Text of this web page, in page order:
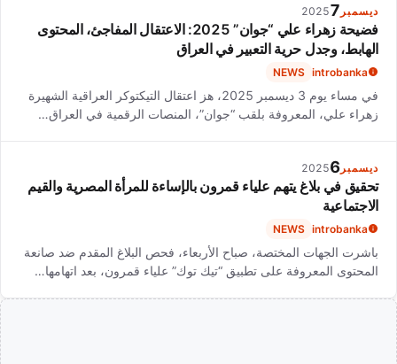
ديسمبر 7
2025
فضيحة زهراء علي “جوان” 2025: الاعتقال المفاجئ، المحتوى
الهابط، وجدل حرية التعبير في العراق
introbanka
NEWS
في مساء يوم 3 ديسمبر 2025، هز اعتقال التيكتوكر العراقية الشهيرة
زهراء علي، المعروفة بلقب “جوان”، المنصات الرقمية في العراق…
ديسمبر 6
2025
تحقيق في بلاغ يتهم علياء قمرون بالإساءة للمرأة المصرية والقيم
الاجتماعية
introbanka
NEWS
باشرت الجهات المختصة، صباح الأربعاء، فحص البلاغ المقدم ضد صانعة
المحتوى المعروفة على تطبيق “تيك توك” علياء قمرون، بعد اتهامها…